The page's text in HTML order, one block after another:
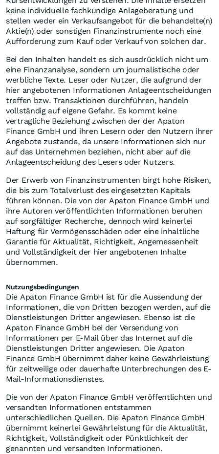
keine individuelle fachkundige Anlageberatung und
stellen weder ein Verkaufsangebot für die behandelte(n)
Aktie(n) oder sonstigen Finanzinstrumente noch eine
Aufforderung zum Kauf oder Verkauf von solchen dar.
Bei den Inhalten handelt es sich ausdrücklich nicht um
eine Finanzanalyse, sondern um journalistische oder
werbliche Texte. Leser oder Nutzer, die aufgrund der
hier angebotenen Informationen Anlageentscheidungen
treffen bzw. Transaktionen durchführen, handeln
vollständig auf eigene Gefahr. Es kommt keine
vertragliche Beziehung zwischen der der Apaton
Finance GmbH und ihren Lesern oder den Nutzern ihrer
Angebote zustande, da unsere Informationen sich nur
auf das Unternehmen beziehen, nicht aber auf die
Anlageentscheidung des Lesers oder Nutzers.
Der Erwerb von Finanzinstrumenten birgt hohe Risiken,
die bis zum Totalverlust des eingesetzten Kapitals
führen können. Die von der Apaton Finance GmbH und
ihre Autoren veröffentlichten Informationen beruhen
auf sorgfältiger Recherche, dennoch wird keinerlei
Haftung für Vermögensschäden oder eine inhaltliche
Garantie für Aktualität, Richtigkeit, Angemessenheit
und Vollständigkeit der hier angebotenen Inhalte
übernommen.
Nutzungsbedingungen
Die Apaton Finance GmbH ist für die Aussendung der
Informationen, die von Dritten bezogen werden, auf die
Dienstleistungen Dritter angewiesen. Ebenso ist die
Apaton Finance GmbH bei der Versendung von
Informationen per E-Mail über das Internet auf die
Dienstleistungen Dritter angewiesen. Die Apaton
Finance GmbH übernimmt daher keine Gewährleistung
für zeitweilige oder dauerhafte Unterbrechungen des E-
Mail-Informationsdienstes.
Die von der Apaton Finance GmbH veröffentlichten und
versandten Informationen entstammen
unterschiedlichen Quellen. Die Apaton Finance GmbH
übernimmt keinerlei Gewährleistung für die Aktualität,
Richtigkeit, Vollständigkeit oder Pünktlichkeit der
genannten und versandten Informationen.